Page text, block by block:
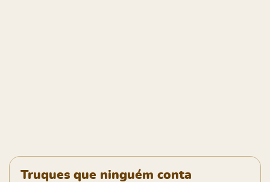
Truques que ninguém conta